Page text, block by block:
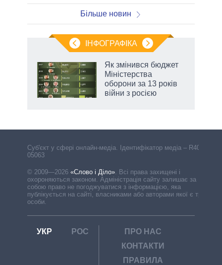
Більше новин
ІНФОГРАФІКА
Як змінився бюджет
Міністерства
оборони за 13 років
війни з росією
Cуб'єкт у сфері онлайн-медіа. Ідентифікатор медіа – R40-
05063
© 2009—2026 «Слово і Діло». Всі права захищені і
охороняються законом. Адміністрація сайту залишає за
собою право не погоджуватися з інформацією, яка
публікується на сайті, власниками або авторами якої є треті
особи.
УКР РОС
ПРО НАС
КОНТАКТИ
ПРАВИЛА